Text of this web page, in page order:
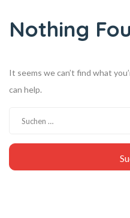
Nothing
It seems we can’t find what
can help.